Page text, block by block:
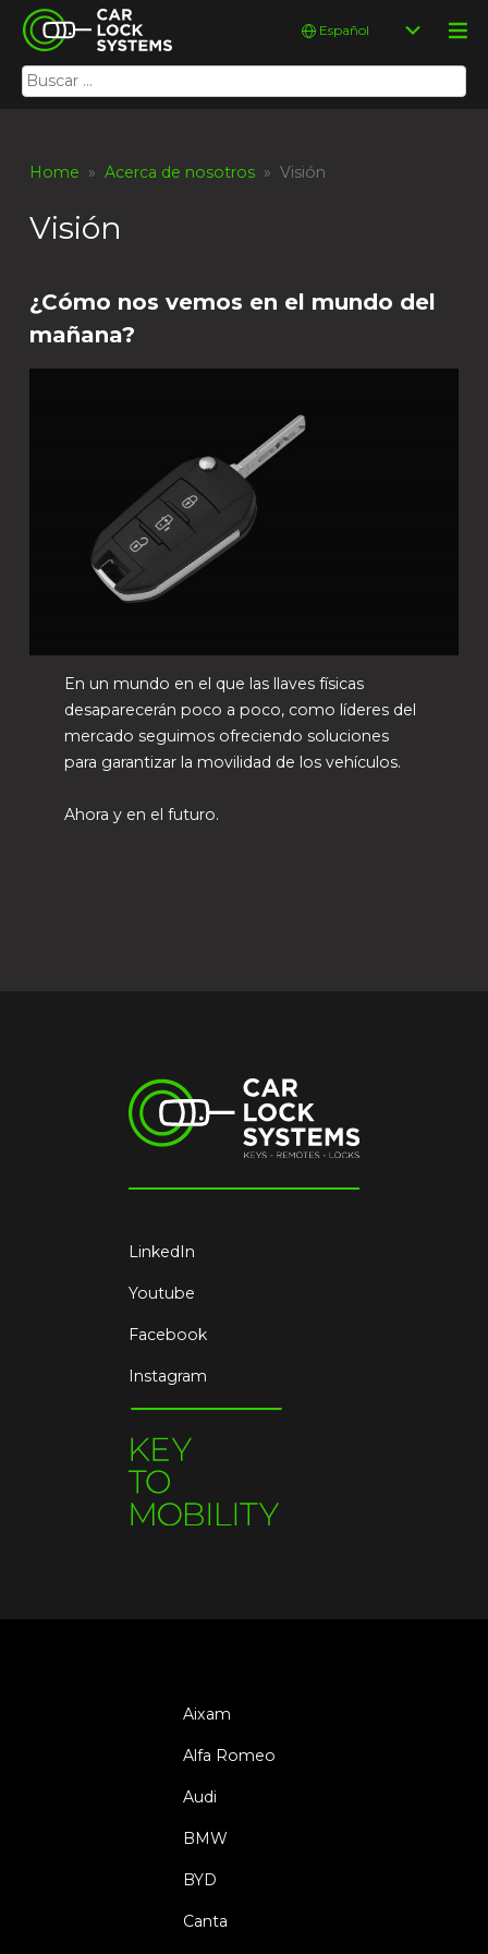
Skip
content
Car Lock Systems
Car Lock Systems
Buscar:
Elegir
idioma
Home »Acerca de nosotros » Visión
Visión
¿Cómo nos vemos en el mundo del
mañana?
En un mundo en el que las llaves físicas
desaparecerán poco a poco, como líderes del
mercado seguimos ofreciendo soluciones
para garantizar la movilidad de los vehículos.
Ahora y en el futuro.
LinkedIn
Youtube
Facebook
Instagram
Aixam
Alfa Romeo
Audi
BMW
BYD
Canta